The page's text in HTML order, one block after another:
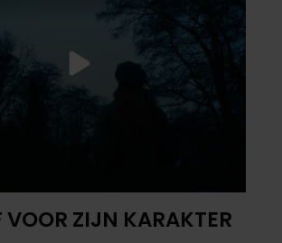
VOOR ZIJN KARAKTER